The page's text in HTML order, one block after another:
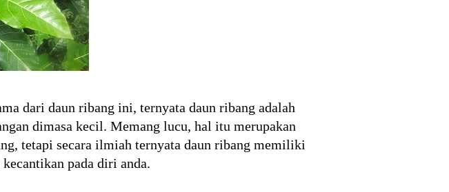
dari daun ribang ini, ternyata daun ribang adalah
dimasa kecil. Memang lucu, hal itu merupakan
tetapi secara ilmiah ternyata daun ribang memiliki
pada diri anda.